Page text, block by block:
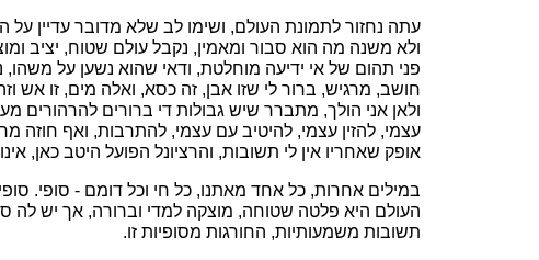
עתה נחזור לתמונת העולם, ושימו לב שלא מדובר עדיין על
ולא משנה מה הוא סבור ומאמין, נקבל עולם שטוח, יציב
פני תהום של אי ידיעה מוחלטת, ודאי שהוא נשען על
חושב, מרגיש, ברור לי שזו אבן, זה כסא, ואלה מים, זו אש
ולאן אני הולך, מתברר שיש גבולות די ברורים להרהורים
עצמי, להזין עצמי, להיטיב עם עצמי, להתרבות, ואף חוזה
אופק שאחריו אין לי תשובות, והרציונל הפועל היטב כאן,
במילים אחרות, כל אחד מאתנו, כל חי וכל דומם - סופי.
העולם היא פלטה שטוחה, מוצקה למדי וברורה, אך יש לה
תשובות משמעותיות, החורגות מסופיות זו.